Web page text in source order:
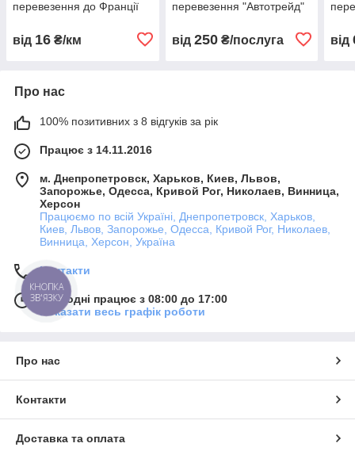
перевезення до Франції
від 16 ₴/км
перевезення "Автотрейд"
від 250₴/послуга від
Про нас
100% позитивних з 8 відгуків за рік
Працює з 14.11.2016
м. Днепропетровск, Харьков, Киев, Львов,
Запорожье, Одесса, Кривой Рог, Николаев, Винница,
Херсон
Працюємо по всій Україні, Днепропетровск, Харьков,
Киев, Львов, Запорожье, Одесса, Кривой Рог, Николаев,
Винница, Херсон, Україна
Контакти
Сьогодні працює з 08:00 до 17:00
Показати весь графік роботи
Про нас
Контакти
Доставка та оплата
КНОПКА
ЗВ'ЯЗКУ